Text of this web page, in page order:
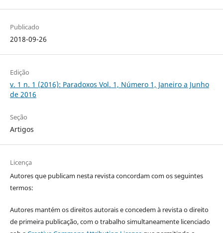
Publicado
2018-09-26
Edição
v. 1 n. 1 (2016): Paradoxos Vol. 1, Número 1, Janeiro a Junho
de 2016
Seção
Artigos
Licença
Autores que publicam nesta revista concordam com os seguintes
termos:
Autores mantém os direitos autorais e concedem à revista o direito
de primeira publicação, com o trabalho simultaneamente licenciado